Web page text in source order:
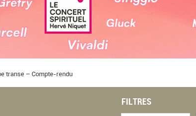
transe – Compte-rendu
FILTRES